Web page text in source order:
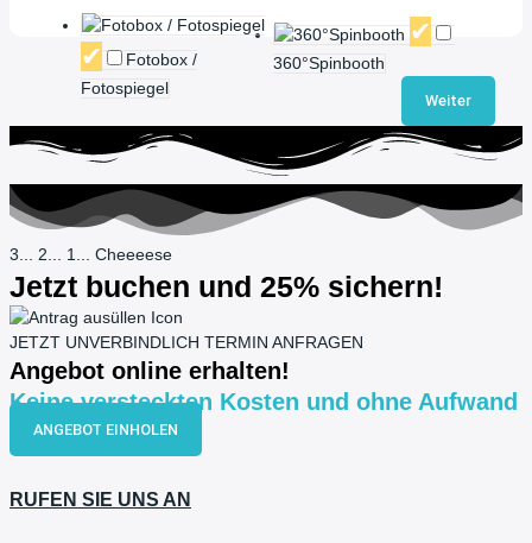
Fotobox /
Fotospiegel
360°Spinbooth
Weiter
3... 2... 1... Cheeeese
Jetzt buchen und 25% sichern!
JETZT UNVERBINDLICH TERMIN ANFRAGEN
Angebot online erhalten!
Keine versteckten Kosten und ohne Aufwand
ANGEBOT EINHOLEN
RUFEN SIE UNS AN